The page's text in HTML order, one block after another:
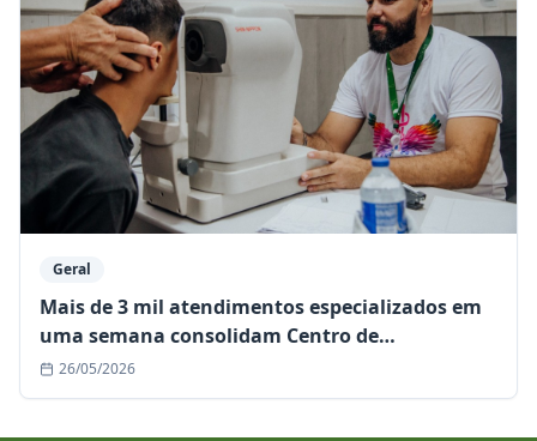
Geral
Mais de 3 mil atendimentos especializados em
uma semana consolidam Centro de
Especialidades como referência regional
26/05/2026